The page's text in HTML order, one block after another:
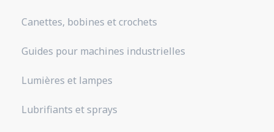
Canettes, bobines et crochets
Guides pour machines industrielles
Lumières et lampes
Lubrifiants et sprays